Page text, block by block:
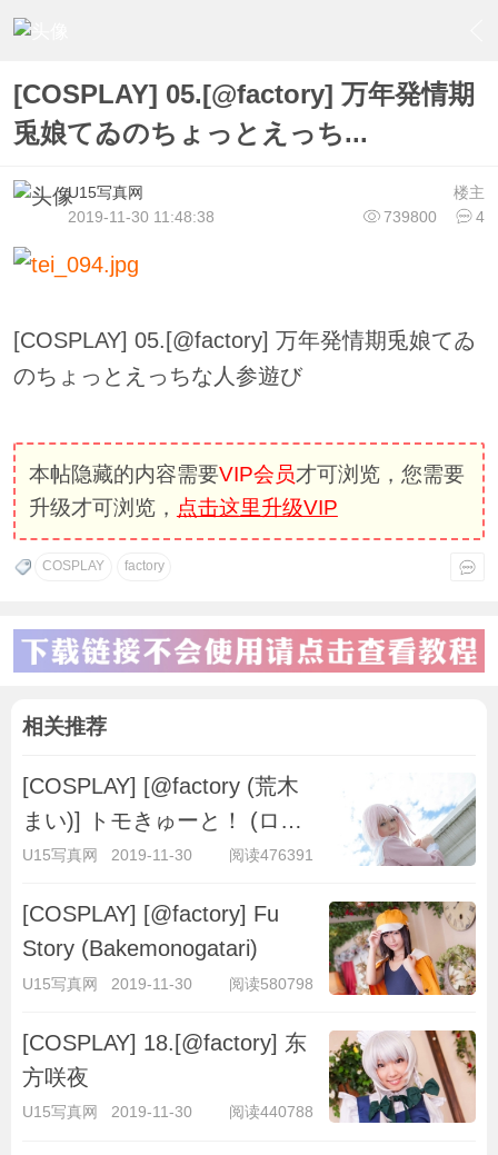
[COSPLAY] 05.[@factory] 万年発情期
兎娘てゐのちょっとえっち...
楼主
U15写真网
739800
4
2019-11-30 11:48:38
[COSPLAY] 05.[@factory] 万年発情期兎娘てゐ
のちょっとえっちな人参遊び
本帖隐藏的内容需要VIP会员才可浏览，您需要
升级才可浏览， 点击这里升级VIP
COSPLAY factory
相关推荐
[COSPLAY] [@factory (荒木
まい)] トモきゅーと！ (ロウ
きゅーぶ...
U15写真网 2019-11-30 阅读476391
[COSPLAY] [@factory] ​​Fu
Story (Bakemonogatari)
U15写真网 2019-11-30 阅读580798
[COSPLAY] 18.[@factory] ​​东
方咲夜
U15写真网 2019-11-30 阅读440788